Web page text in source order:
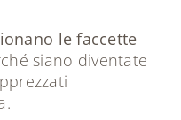
le faccette
siano diventate